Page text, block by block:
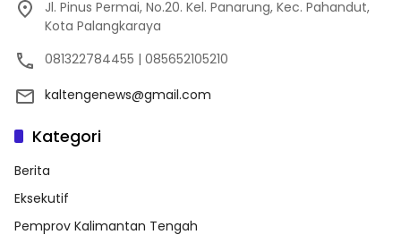
Jl. Pinus Permai, No.20. Kel. Panarung, Kec. Pahandut,
Kota Palangkaraya
081322784455 | 085652105210
kaltengenews@gmail.com
Kategori
Berita
Eksekutif
Pemprov Kalimantan Tengah